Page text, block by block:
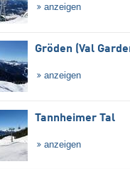
anzeigen
Gröden (Val
anzeigen
Tannheimer Tal
anzeigen